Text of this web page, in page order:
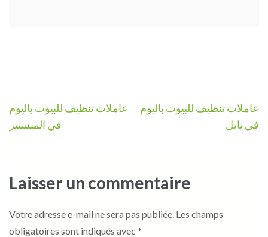
Navigation
de
عاملات تنظيف للبيوت باليوم
في المنستير
عاملات تنظيف للبيوت باليوم
في نابل
Laisser un commentaire
Votre adresse e-mail ne sera pas publiée. Les champs
obligatoires sont indiqués avec *